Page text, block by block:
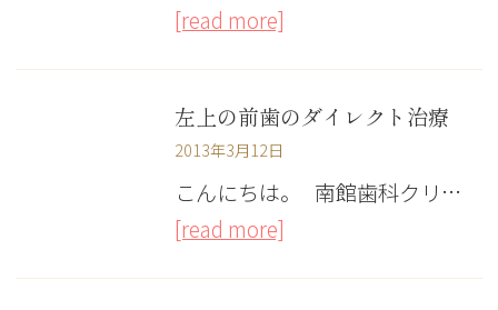
[read more]
左上の前歯のダイレクト治療
2013年3月12日
こんにちは。 南館歯科クリ…
[read more]